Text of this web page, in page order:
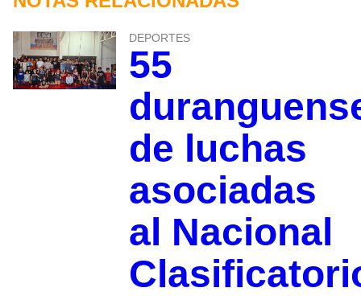
DEPORTES
55
de luchas
asociadas
al Nacional